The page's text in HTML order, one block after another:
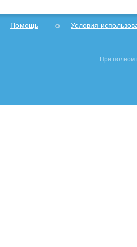
Помощь Условия
При полном